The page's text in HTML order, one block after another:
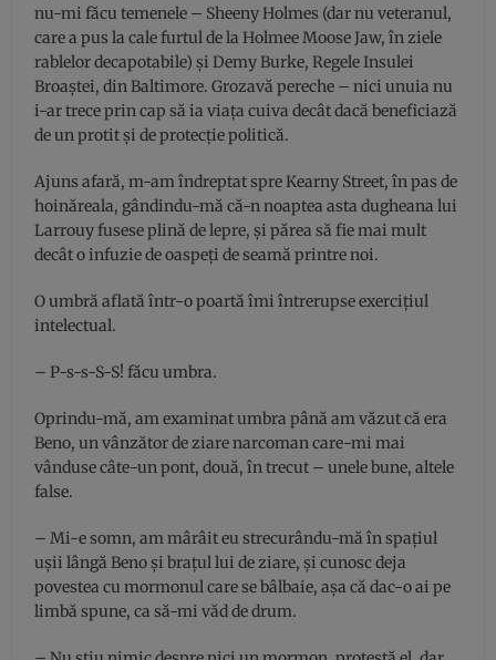
nu-mi făcu temenele – Sheeny Holmes (dar nu veteranul,
care a pus la cale furtul de la Holmee Moose Jaw, în ziele
rablelor decapotabile) și Demy Burke, Regele Insulei
Broaştei, din Baltimore. Grozavă pereche – nici unuia nu
i-ar trece prin cap să ia viața cuiva decât dacă beneficiază
de un protit și de protecție politică.
Ajuns afară, m-am îndreptat spre Kearny Street, în pas de
hoinăreala, gândindu-mă că-n noaptea asta dugheana lui
Larrouy fusese plină de lepre, și părea să fie mai mult
decât o infuzie de oaspeți de seamă printre noi.
O umbră aflată într-o poartă îmi întrerupse exercițiul
intelectual.
– P-s-s-S-S! făcu umbra.
Oprindu-mă, am examinat umbra până am văzut că era
Beno, un vânzător de ziare narcoman care-mi mai
vânduse câte-un pont, două, în trecut – unele bune, altele
false.
– Mi-e somn, am mârâit eu strecurându-mă în spațiul
ușii lângă Beno şi brațul lui de ziare, și cunosc deja
povestea cu mormonul care se bâlbaie, aşa că dac-o ai pe
limbă spune, ca să-mi văd de drum.